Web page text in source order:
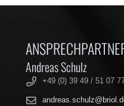
Andreas Schulz
+49 (0) 39 49 / 51 07